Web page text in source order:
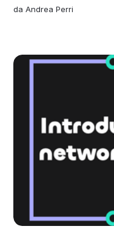
daAndrea Perri